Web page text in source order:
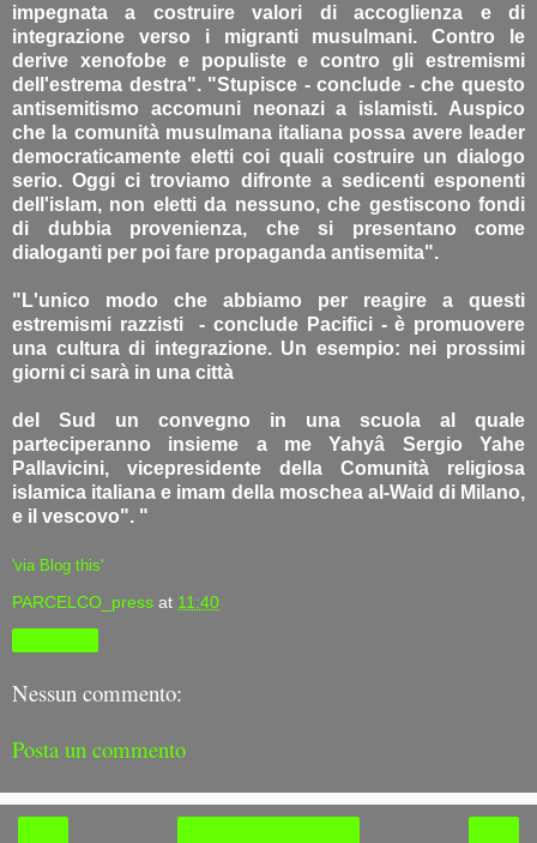
impegnata a costruire valori di accoglienza e di
integrazione verso i migranti musulmani. Contro le
derive xenofobe e populiste e contro gli estremismi
dell'estrema destra". "Stupisce - conclude - che questo
antisemitismo accomuni neonazi a islamisti. Auspico
che la comunità musulmana italiana possa avere leader
democraticamente eletti coi quali costruire un dialogo
serio. Oggi ci troviamo difronte a sedicenti esponenti
dell'islam, non eletti da nessuno, che gestiscono fondi
di dubbia provenienza, che si presentano come
dialoganti per poi fare propaganda antisemita".
"L'unico modo che abbiamo per reagire a questi
estremismi razzisti - conclude Pacifici - è promuovere
una cultura di integrazione. Un esempio: nei prossimi
giorni ci sarà in una città
del Sud un convegno in una scuola al quale
parteciperanno insieme a me Yahyâ Sergio Yahe
Pallavicini, vicepresidente della Comunità religiosa
islamica italiana e imam della moschea al-Waid di Milano,
e il vescovo". "
'via Blog this'
PARCELCO_press at 11:40
Nessun commento:
Posta un commento